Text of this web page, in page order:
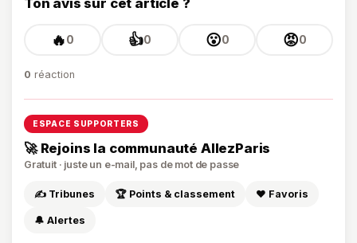
Ton avis sur cet article ?
🔥0 👍0 😮0 😡0
0 réaction
ESPACE SUPPORTERS
🚀 Rejoins la communauté AllezParis
Gratuit · juste un e-mail, pas de mot de passe
✍️ Tribunes 🏆 Points & classement ❤️ Favoris
🔔 Alertes